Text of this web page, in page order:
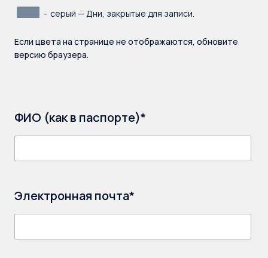
- серый — Дни, закрытые для записи.
Если цвета на странице не отображаются, обновите
версию браузера.
ФИО (как в паспорте)*
Электронная почта*